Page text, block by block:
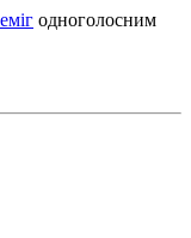
одноголосним